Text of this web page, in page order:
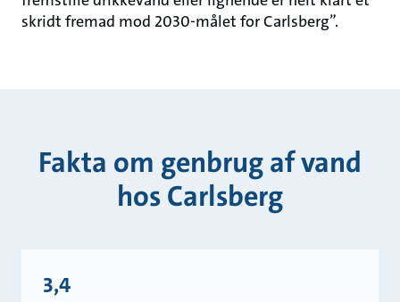
skridt fremad mod 2030-målet for Carlsberg”.
Fakta om genbrug af vand
hos Carlsberg
3,4